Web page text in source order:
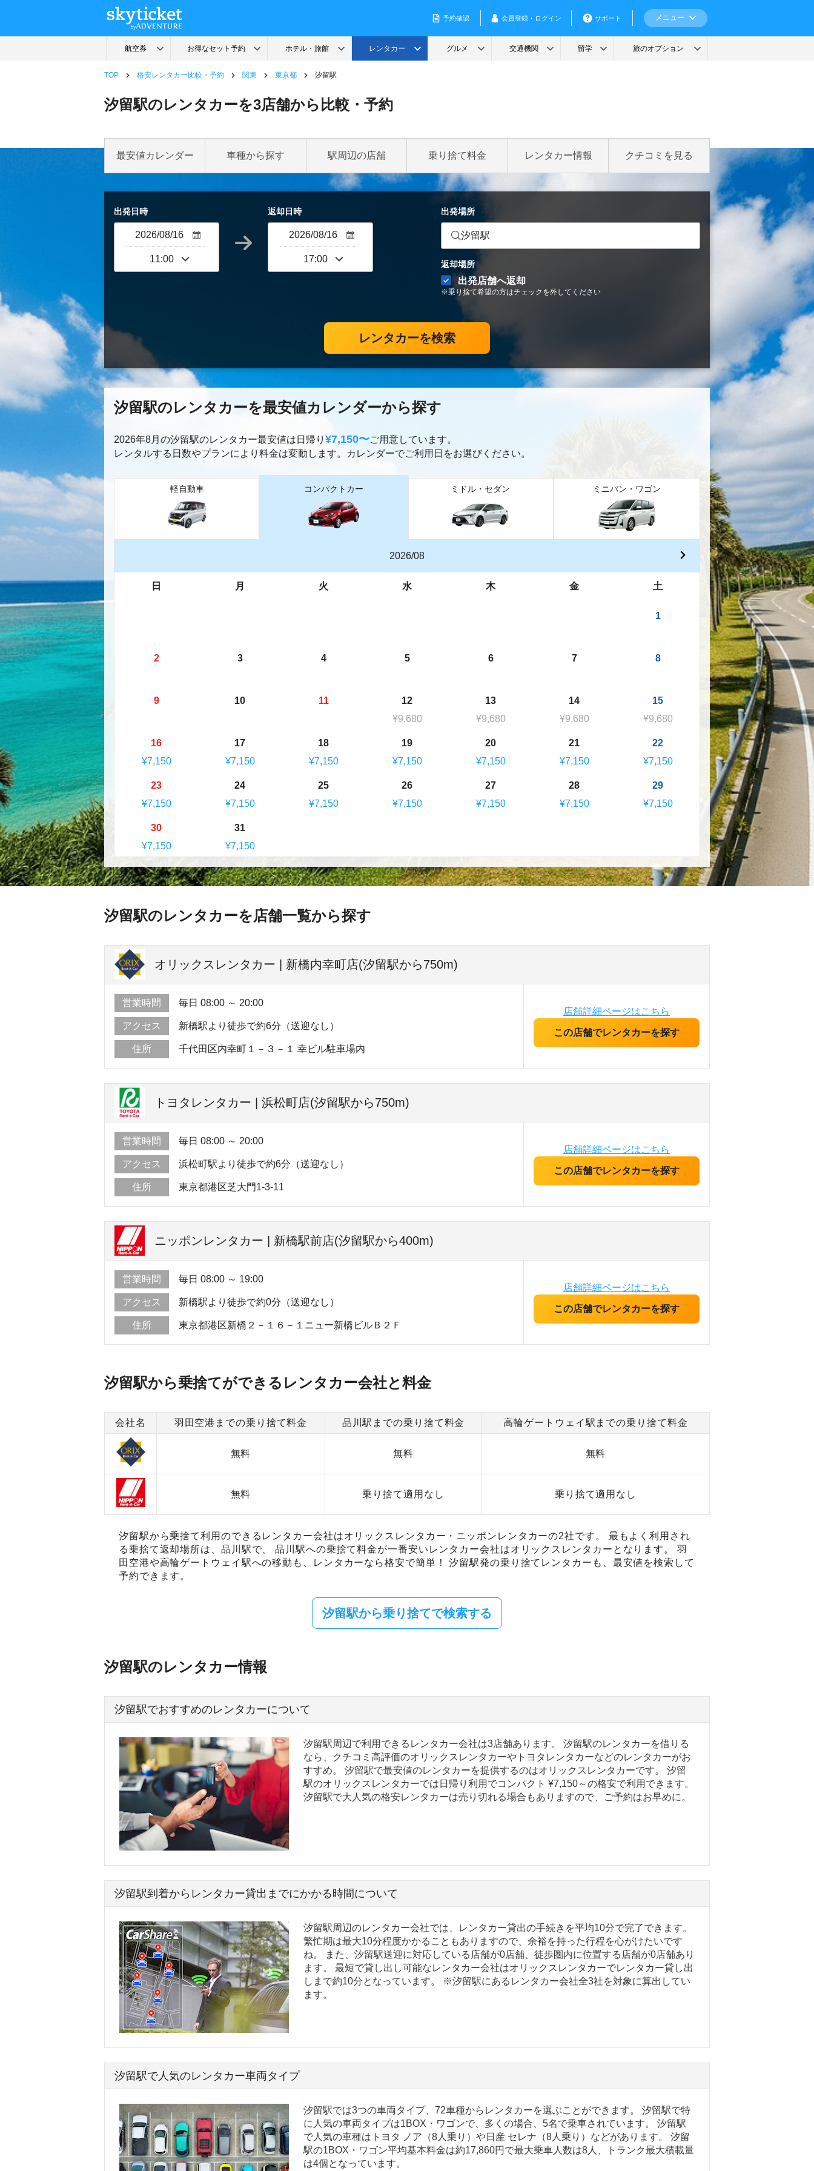
TOP 格安レンタカー比較・予約 関東 東京都 汐留駅
汐留駅のレンタカーを3店舗から比較・予約
最安値カレンダー 車種から探す 駅周辺の店舗 乗り捨て料金 レンタカー情報 クチコミを見る
出発日時 返却日時 出発場所
汐留駅
返却場所
出発店舗へ返却
※乗り捨て希望の方はチェックを外してください
レンタカーを検索
汐留駅のレンタカーを最安値カレンダーから探す
2026年8月の汐留駅のレンタカー最安値は日帰り ¥7,150〜ご用意しています。
レンタルする日数やプランにより料金は変動します。カレンダーでご利用日をお選びください。
軽自動車 コンパクトカー ミドル・セダン ミニバン・ワゴン
2026/08
日 月 火 水 木 金 土
1
2 3 4 5 6 7 8
9 10 11
12
¥9,680
13
¥9,680
14
¥9,680
15
¥9,680
16
¥7,150
17
¥7,150
18
¥7,150
19
¥7,150
20
¥7,150
21
¥7,150
22
¥7,150
23
¥7,150
24
¥7,150
25
¥7,150
26
¥7,150
27
¥7,150
28
¥7,150
29
¥7,150
30
¥7,150
31
¥7,150
汐留駅のレンタカーを店舗一覧から探す
オリックスレンタカー | 新橋内幸町店(汐留駅から750m)
営業時間 毎日 08:00 ～ 20:00
アクセス 新橋駅より徒歩で約6分（送迎なし）
住所 千代田区内幸町１－３－１ 幸ビル駐車場内
店舗詳細ページはこちら
この店舗でレンタカーを探す
トヨタレンタカー | 浜松町店(汐留駅から750m)
営業時間 毎日 08:00 ～ 20:00
アクセス 浜松町駅より徒歩で約6分（送迎なし）
住所 東京都港区芝大門1-3-11
店舗詳細ページはこちら
この店舗でレンタカーを探す
ニッポンレンタカー | 新橋駅前店(汐留駅から400m)
営業時間 毎日 08:00 ～ 19:00
アクセス 新橋駅より徒歩で約0分（送迎なし）
住所 東京都港区新橋２－１６－１ニュー新橋ビルＢ２Ｆ
店舗詳細ページはこちら
この店舗でレンタカーを探す
汐留駅から乗捨てができるレンタカー会社と料金
会社名 羽田空港までの乗り捨て料金 品川駅までの乗り捨て料金 高輪ゲートウェイ駅までの乗り捨て料金
無料 無料 無料
無料 乗り捨て適用なし 乗り捨て適用なし
汐留駅から乗捨て利用のできるレンタカー会社はオリックスレンタカー・ニッポンレンタカーの2社です。 最もよく利用され
る乗捨て返却場所は、品川駅で、 品川駅への乗捨て料金が一番安いレンタカー会社はオリックスレンタカーとなります。 羽
田空港や高輪ゲートウェイ駅への移動も、レンタカーなら格安で簡単！ 汐留駅発の乗り捨てレンタカーも、最安値を検索して
予約できます。
汐留駅から乗り捨てで検索する
汐留駅のレンタカー情報
汐留駅でおすすめのレンタカーについて
汐留駅周辺で利用できるレンタカー会社は3店舗あります。 汐留駅のレンタカーを借りる
なら、クチコミ高評価のオリックスレンタカーやトヨタレンタカーなどのレンタカーがお
すすめ。 汐留駅で最安値のレンタカーを提供するのはオリックスレンタカーです。 汐留
駅のオリックスレンタカーでは日帰り利用でコンパクト ¥7,150～の格安で利用できます。
汐留駅で大人気の格安レンタカーは売り切れる場合もありますので、ご予約はお早めに。
汐留駅到着からレンタカー貸出までにかかる時間について
汐留駅周辺のレンタカー会社では、レンタカー貸出の手続きを平均10分で完了できます。
繁忙期は最大10分程度かかることもありますので、余裕を持った行程を心がけたいです
ね。 また、汐留駅送迎に対応している店舗が0店舗、徒歩圏内に位置する店舗が0店舗あり
ます。 最短で貸し出し可能なレンタカー会社はオリックスレンタカーでレンタカー貸し出
しまで約10分となっています。 ※汐留駅にあるレンタカー会社全3社を対象に算出してい
ます。
汐留駅で人気のレンタカー車両タイプ
汐留駅では3つの車両タイプ、72車種からレンタカーを選ぶことができます。 汐留駅で特
に人気の車両タイプは1BOX・ワゴンで、多くの場合、5名で乗車されています。 汐留駅
で人気の車種はトヨタ ノア（8人乗り）や日産 セレナ（8人乗り）などがあります。 汐留
駅の1BOX・ワゴン平均基本料金は約17,860円で最大乗車人数は8人、トランク最大積載量
は4個となっています。